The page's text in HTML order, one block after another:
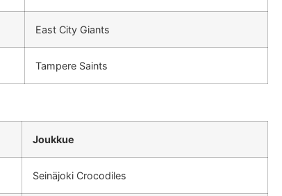
East City Giants
Tampere Saints
Joukkue
Seinäjoki Crocodiles